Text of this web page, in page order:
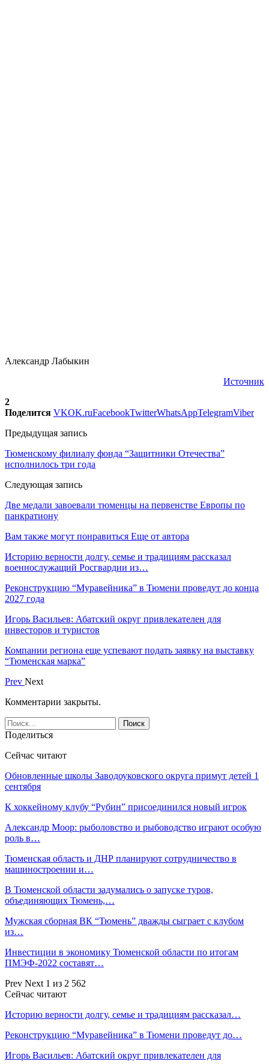
Александр Лабыкин
Источник
2
Поделится VKOK.ruFacebookTwitterWhatsAppTelegramViber
Предыдущая запись
Тюменскому филиалу фонда “Защитники Отечества”
исполнилось три года
Следующая запись
Две медали завоевали тюменцы на первенстве Европы по
панкратиону
Вам также могут понравиться Еще от автора
Историю верности долгу, семье и традициям рассказал
военнослужащий Росгвардии из…
Реконструкцию “Муравейника” в Тюмени проведут до конца
2027 года
Игорь Васильев: Абатский округ привлекателен для
инвесторов и туристов
Компании региона еще успевают подать заявку на выставку
“Тюменская марка”
Prev Next
Комментарии закрыты.
Поделиться
Сейчас читают
Обновленные школы Заводоуковского округа примут детей 1
сентября
К хоккейному клубу “Рубин” присоединился новый игрок
Александр Моор: рыболовство и рыбоводство играют особую
роль в…
Тюменская область и ДНР планируют сотрудничество в
машиностроении и…
В Тюменской области задумались о запуске туров,
объединяющих Тюмень,…
Мужская сборная ВК “Тюмень” дважды сыграет с клубом
из…
Инвестиции в экономику Тюменской области по итогам
ПМЭФ-2022 составят…
Prev Next 1 из 2 562
Сейчас читают
Историю верности долгу, семье и традициям рассказал…
Реконструкцию “Муравейника” в Тюмени проведут до…
Игорь Васильев: Абатский округ привлекателен для